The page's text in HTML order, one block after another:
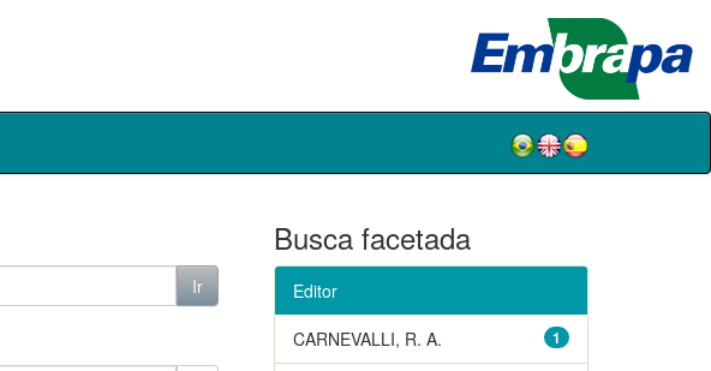
Busca facetada
Editor
1
CARNEVALLI, R. A.